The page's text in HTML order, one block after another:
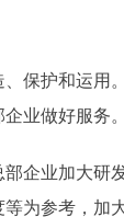
保护和运用
业做好服务。
企业加大
为参考，加